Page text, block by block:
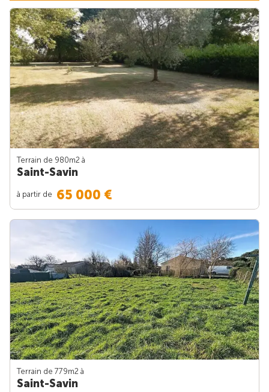
Terrain de 980m2 à
Saint-Savin
à partir de 65 000 €
Terrain de 779m2 à
Saint-Savin